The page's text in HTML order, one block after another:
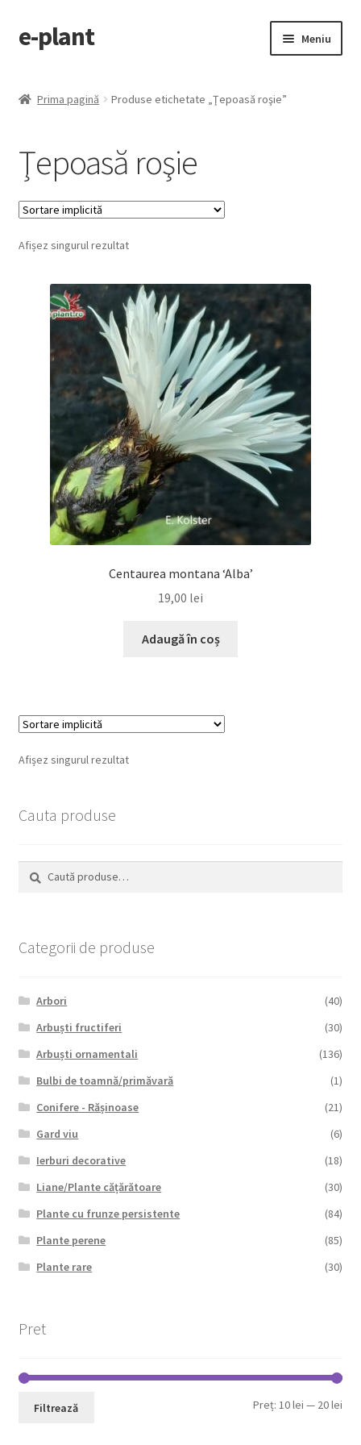
Sari
la
Sari
la
e-plant Meniu
Contact
Checkout
Prima pagină Produse etichetate „Ţepoasă roşie”
Ţepoasă roşie
Afișez singurul rezultat
Centaurea montana ‘Alba’
19,00 lei
Adaugă în coș
Afișez singurul rezultat
Cauta produse
Caută
după:
Caută
Categorii de produse
Arbori
(40)
Arbuști fructiferi
(30)
Arbuști ornamentali
(136)
Bulbi de toamnă/primăvară
(1)
Conifere - Rășinoase
(21)
Gard viu
(6)
Ierburi decorative
(18)
Liane/Plante cățărătoare
(30)
Plante cu frunze persistente
(84)
Plante perene
(85)
Plante rare
(30)
Pret
Filtrează Preț:10 lei — 20 lei